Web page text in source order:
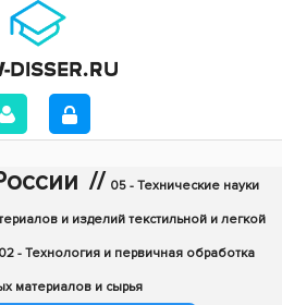
// 05 - Технические науки
и изделий текстильной и легкой
- Технология и первичная обработка
материалов и сырья